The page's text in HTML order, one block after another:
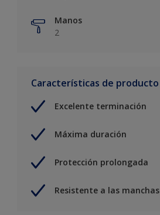
Manos
2
Características de producto
Excelente terminación
Máxima duración
Protección prolongada
Resistente a las manchas